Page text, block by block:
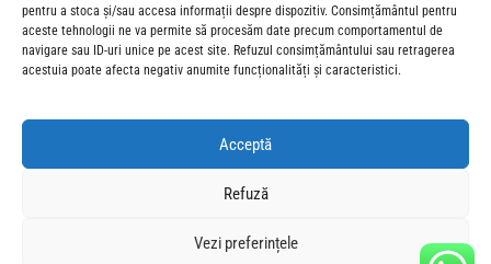
pentru a stoca și/sau accesa informații despre dispozitiv. Consimțământul pentru
aceste tehnologii ne va permite să procesăm date precum comportamentul de
navigare sau ID-uri unice pe acest site. Refuzul consimțământului sau retragerea
acestuia poate afecta negativ anumite funcționalități și caracteristici.
Acceptă
Refuză
Vezi preferințele
februarie 2026
ianuarie 2026